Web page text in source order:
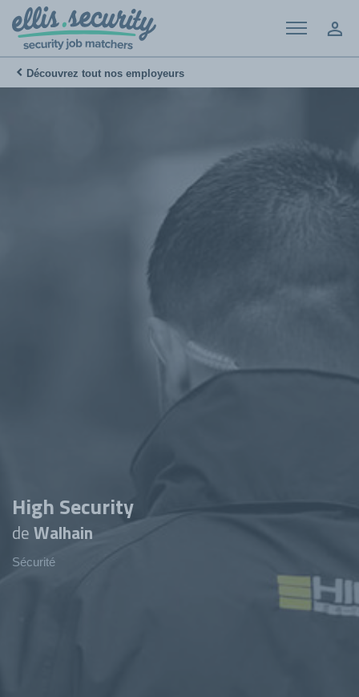
Menu
Découvrez tout nos employeurs
High Security
deWalhain
Sécurité